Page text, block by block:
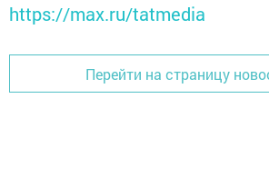
https://max.ru/tatmedia
Перейти на страницу